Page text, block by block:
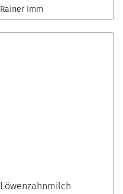
Rainer Imm
Löwenzahnmilch